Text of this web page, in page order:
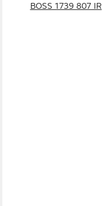
BOSS 1739 807 IR